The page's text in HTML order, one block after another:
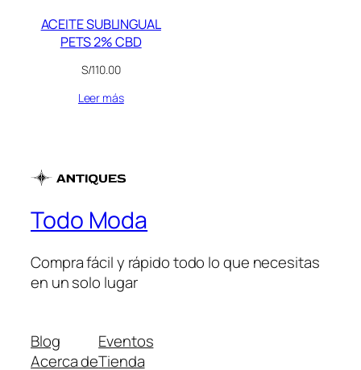
ACEITE SUBLINGUAL
PETS 2% CBD
S/110.00
Leer más
Todo Moda
Compra fácil y rápido todo lo que necesitas
en un solo lugar
Blog
Acerca de
Eventos
Tienda